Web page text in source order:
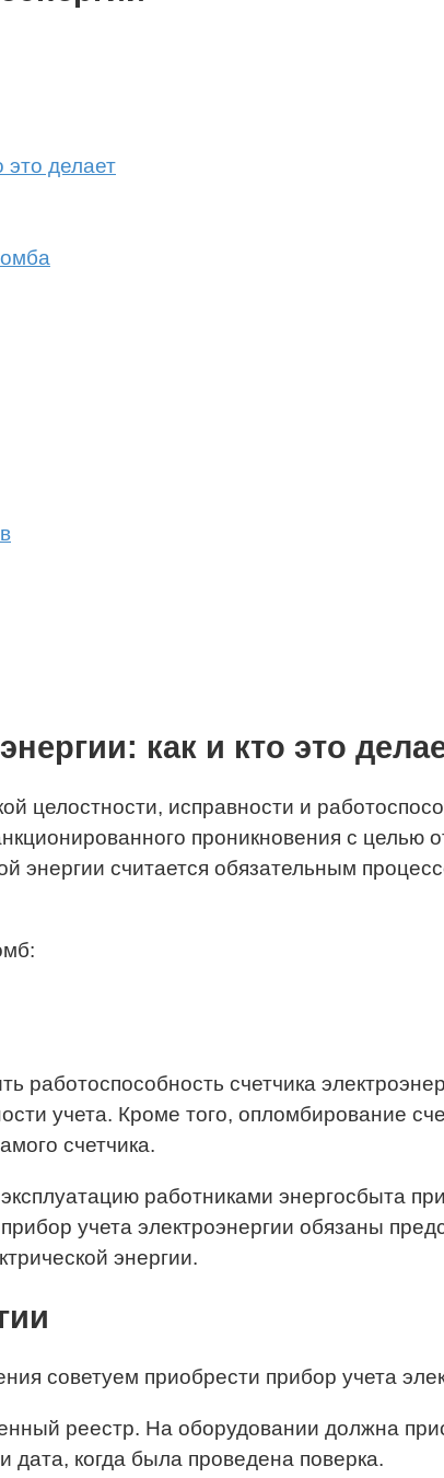
это делает
как и кто это
целостности, исправности и
проникновения с целью
энергии считается обязательным
работоспособность счетчика
учета. Кроме того, опломбирование
счетчика.
работниками энергосбыта
учета электроэнергии обязаны
энергии.
советуем приобрести прибор учета
реестр. На оборудовании должна
дата, когда была проведена поверка.